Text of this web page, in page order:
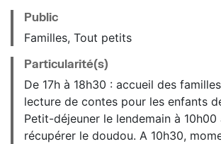
Public
Familles, Tout petits
Particularité(s)
De 17h à 18h30 : accueil des
lecture de contes pour les enfants
Petit-déjeuner le lendemain à
récupérer le doudou. A 10h30,